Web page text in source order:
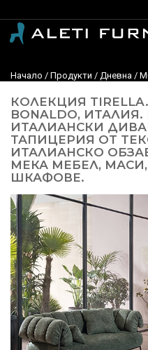
Начало / Продукти / Дневна /
КОЛЕКЦИЯ
BONALDO,
ИТАЛИАНСКИ
ТАПИЦЕРИЯ ОТ
ИТАЛИАНСКО
МЕКА МЕБЕЛ,
ШКАФОВЕ.